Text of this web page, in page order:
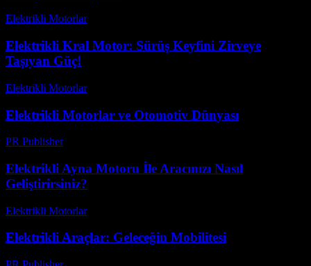
Elektrikli Motorlar-
Elektrikli Kral Motor: Sürüş Keyfini Zirveye
Taşıyan Güç!
Elektrikli Motorlar-
Elektrikli Motorlar ve Otomotiv Dünyası
PR Publisher-
Elektrikli Ayna Motoru İle Aracınızı Nasıl
Geliştirirsiniz?
Elektrikli Motorlar-
Elektrikli Araçlar: Geleceğin Mobilitesi